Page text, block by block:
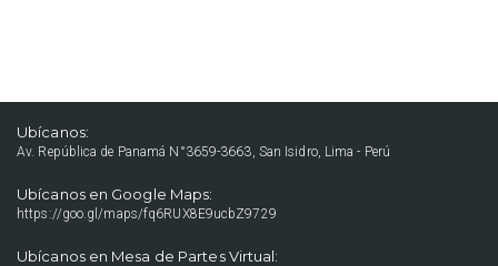
Ubícanos:
Av. República de Panamá N°3659-3663, San Isidro, Lima - Perú
Ubícanos en Google Maps:
https://goo.gl/maps/fq6RUX8E9ucbZ9729
Ubícanos en Mesa de Partes Virtual: